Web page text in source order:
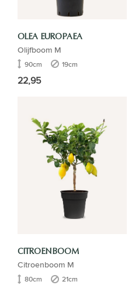
OLEA EUROPAEA
Olijfboom M
90cm 19cm
22,95
CITROENBOOM
Citroenboom M
80cm 21cm